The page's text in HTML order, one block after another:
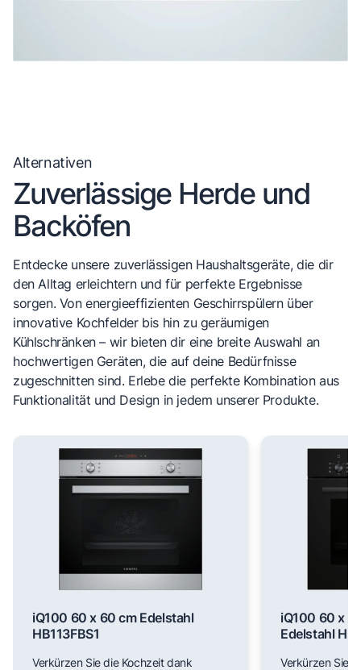
Alternativen
Zuverlässige Herde und
Backöfen
Entdecke unsere zuverlässigen Haushaltsgeräte, die dir
den Alltag erleichtern und für perfekte Ergebnisse
sorgen. Von energieeffizienten Geschirrspülern über
innovative Kochfelder bis hin zu geräumigen
Kühlschränken – wir bieten dir eine breite Auswahl an
hochwertigen Geräten, die auf deine Bedürfnisse
zugeschnitten sind. Erlebe die perfekte Kombination aus
Funktionalität und Design in jedem unserer Produkte.
iQ100 60 x 60 cm Edelstahl
HB113FBS1
Verkürzen Sie die Kochzeit dank
iQ100 60 x
Edelstahl
Verkürzen Sie